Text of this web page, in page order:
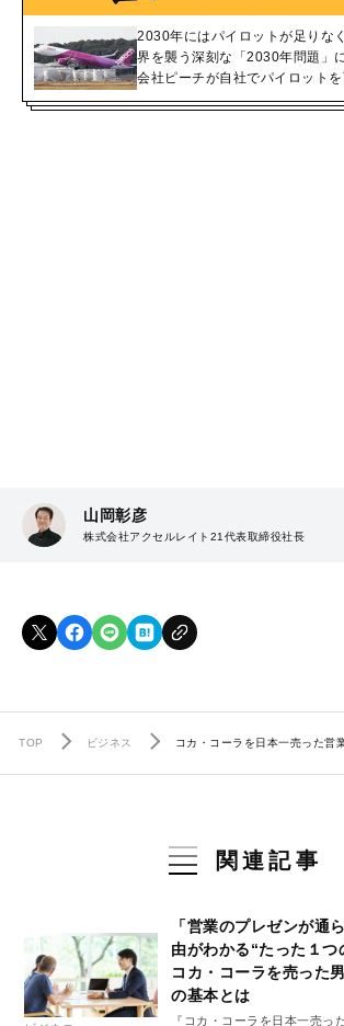
2030年にはパイロットが足り
界を襲う深刻な「2030年問題」
会社ピーチが自社でパイロット
山岡彰彦
株式会社アクセルレイト21代表取締役社長
TOP ビジネス コカ・コーラを日本一売った営
関連記事
「営業のプレゼンが通
由がわかる“たった１
コカ・コーラを売った
の基本とは
『コカ・コーラを日本一売っ